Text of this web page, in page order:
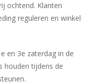
ochtend. Klanten
reguleren en winkel
en 3e zaterdag in de
houden tijdens de